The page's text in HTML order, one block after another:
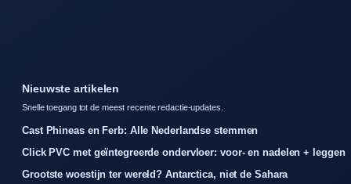
Nieuwste artikelen
Snelle toegang tot de meest recente redactie-updates.
Cast Phineas en Ferb: Alle Nederlandse stemmen
Click PVC met geïntegreerde ondervloer: voor- en nadelen + leggen
Grootste woestijn ter wereld? Antarctica, niet de Sahara